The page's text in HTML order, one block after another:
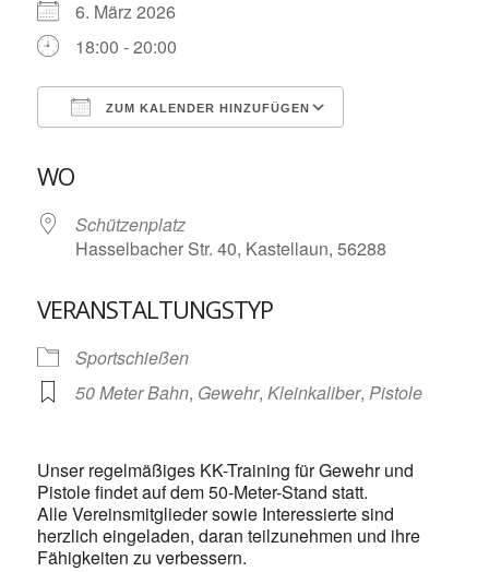
6. März 2026
18:00 - 20:00
ZUM KALENDER HINZUFÜGEN
WO
Schützenplatz
Hasselbacher Str. 40, Kastellaun, 56288
VERANSTALTUNGSTYP
Sportschießen
50 Meter Bahn, Gewehr, Kleinkaliber, Pistole
Unser regelmäßiges KK-Training für Gewehr und
Pistole findet auf dem 50-Meter-Stand statt.
Alle Vereinsmitglieder sowie Interessierte sind
herzlich eingeladen, daran teilzunehmen und ihre
Fähigkeiten zu verbessern.